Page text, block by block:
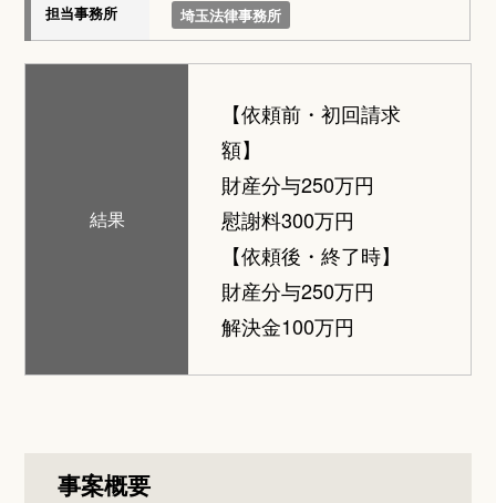
担当事務所 埼玉法律事務所
結果
【依頼前・初回請求
額】
財産分与250万円
慰謝料300万円
【依頼後・終了時】
財産分与250万円
解決金100万円
事案概要